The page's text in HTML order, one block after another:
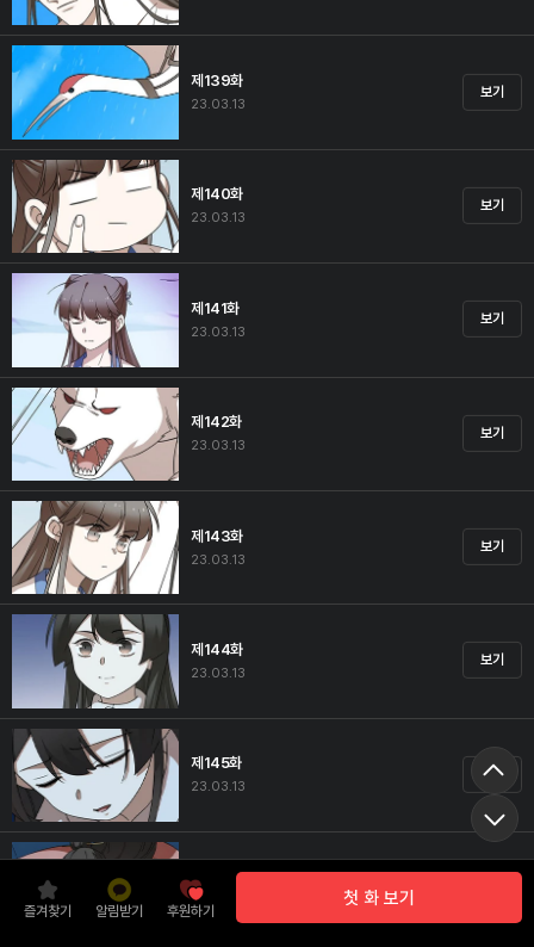
즐겨찾기 알림받기 후원하기
첫 화 보기
제139화
23.03.13
보기
제140화
23.03.13
보기
제141화
23.03.13
보기
제142화
23.03.13
보기
제143화
23.03.13
보기
제144화
23.03.13
보기
제145화
23.03.13
보기
제146화
23.03.13